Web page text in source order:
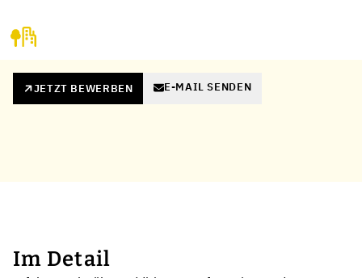
JETZT BEWERBEN E-MAIL SENDEN
Im Detail